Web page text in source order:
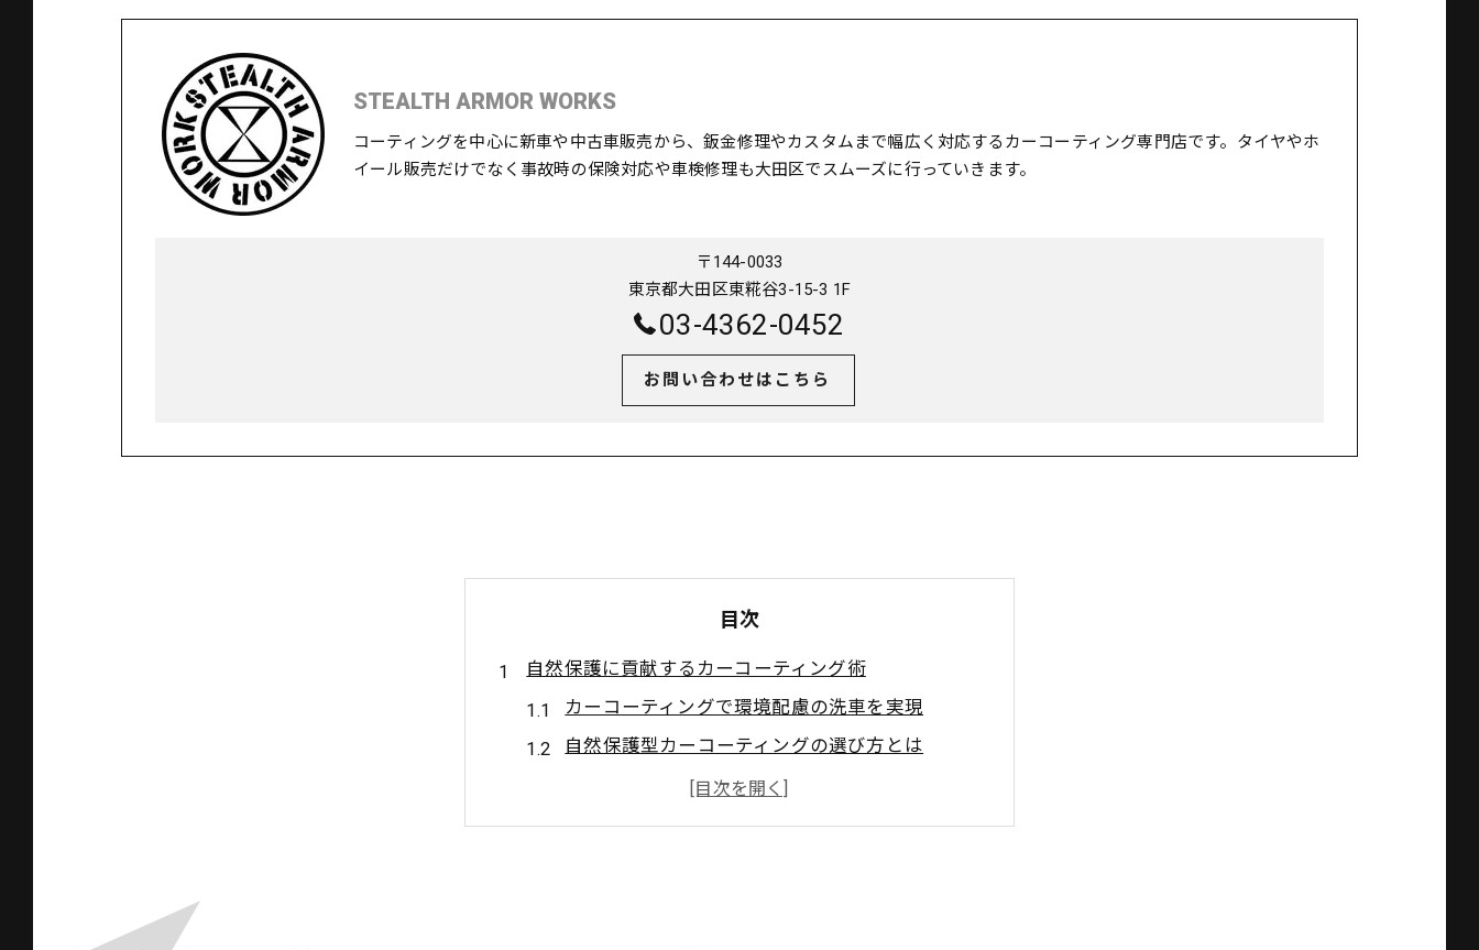
STEALTH ARMOR WORKS
コーティングを中心に新車や中古車販売から、鈑金修理やカスタムまで幅広く対応するカーコーティング専門店です。タイヤやホ
イール販売だけでなく事故時の保険対応や車検修理も大田区でスムーズに行っていきます。
〒144-0033
東京都大田区東糀谷3-15-3 1F
03-4362-0452
お問い合わせはこちら
目次
自然保護に貢献するカーコーティング術
カーコーティングで環境配慮の洗車を実現
自然保護型カーコーティングの選び方とは
愛車と環境を守る最新カーコーティング法
カーコーティングで地球に優しいカーライフを